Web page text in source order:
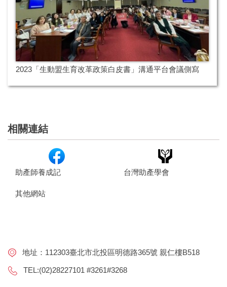
2023「生動盟生育改革政策白皮書」溝通平台會議側寫
相關連結
助產師養成記 台灣助產學會
其他網站
地址：112303臺北市北投區明德路365號 親仁樓B518
TEL:(02)28227101 #3261#3268